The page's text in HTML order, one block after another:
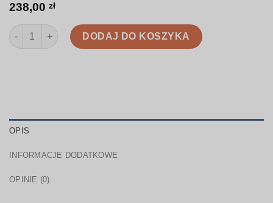
238,00 zł
ilość Pościel | Rytmiczne linie i okręgi w pastelowej
DODAJ DO KOSZYKA
OPIS
INFORMACJE DODATKOWE
OPINIE (0)